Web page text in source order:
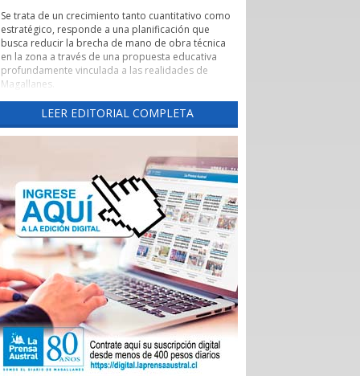
Se trata de un crecimiento tanto cuantitativo como
estratégico, responde a una planificación que
busca reducir la brecha de mano de obra técnica
en la zona a través de una propuesta educativa
profundamente vinculada a las realidades de
Magallanes.
Evaluación de pertinencia y conexión con el sector
productivo forman parte de uno de los pilares de
esta nueva etapa. Según lo explicado por la
necesidades reales de los sectores productivos y
de servicios de la región, asegurando que los
egresados cuenten con una inserción laboral
efectiva y que la formación no derive en una
saturación del mercado, sino en una respuesta a
demandas insatisfechas. Carreras como
Instrumentación y Control de Procesos Industriales
y Logística con mención en Operaciones
Portuarias, que se impartirán tanto en la capital
regional como en Puerto Natales, son ejemplos
claros de formación técnica orientada a los
desafíos productivos actuales.
También cabe destacar la expansión territorial,
con las nuevas sedes en Punta Arenas y Puerto
Natales.
LEER EDITORIAL COMPLETA